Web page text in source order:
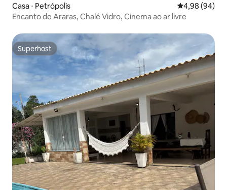
Casa ⋅ Petrópolis 4,98 de uma
4,98 (94)
Encanto de Araras, Chalé Vidro, Cinema ao ar livre
Superhost
Superhost